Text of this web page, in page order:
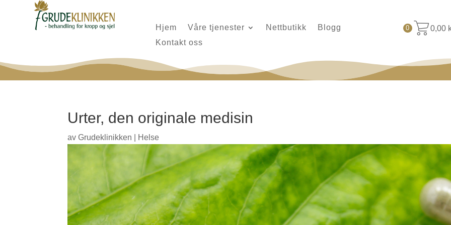
Hjem Våre tjenester Nettbutikk
Blogg
Kontakt oss
0 0,00
Urter, den originale medisin
avGrudeklinikken Helse